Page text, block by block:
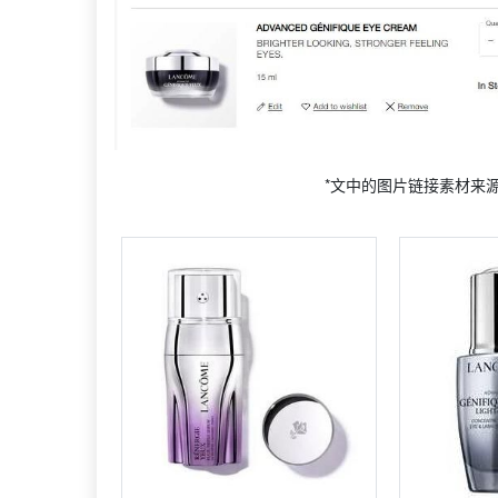
*文中的图片链接素材来